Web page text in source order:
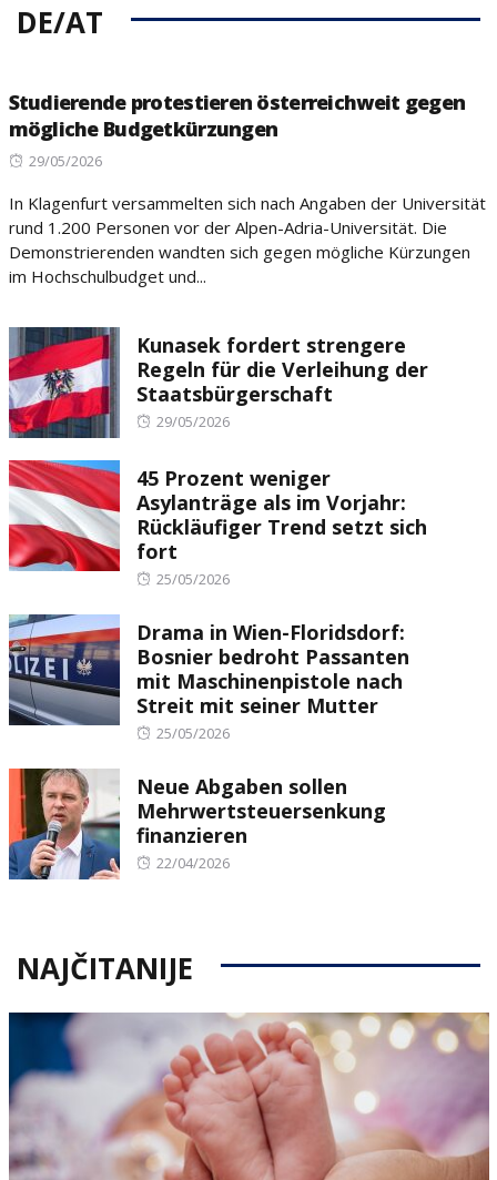
DE/AT
Studierende protestieren österreichweit gegen
mögliche Budgetkürzungen
Posted
29/05/2026
In Klagenfurt versammelten sich nach Angaben der Universität
rund 1.200 Personen vor der Alpen-Adria-Universität. Die
Demonstrierenden wandten sich gegen mögliche Kürzungen
im Hochschulbudget und...
Kunasek fordert strengere
Regeln für die Verleihung der
Staatsbürgerschaft
Posted
29/05/2026
45 Prozent weniger
Asylanträge als im Vorjahr:
Rückläufiger Trend setzt sich
fort
Posted
25/05/2026
Drama in Wien-Floridsdorf:
Bosnier bedroht Passanten
mit Maschinenpistole nach
Streit mit seiner Mutter
Posted
25/05/2026
Neue Abgaben sollen
Mehrwertsteuersenkung
finanzieren
Posted
22/04/2026
NAJČITANIJE